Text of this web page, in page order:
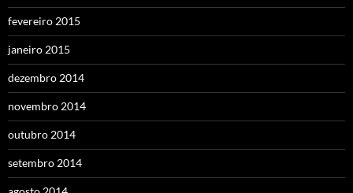
fevereiro 2015
janeiro 2015
dezembro 2014
novembro 2014
outubro 2014
setembro 2014